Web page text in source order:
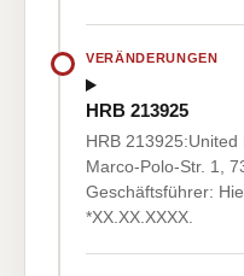
VERÄNDERUNGEN
HRB 213925
HRB 213925:United
Marco-Polo-Str. 1,
Geschäftsführer:
*XX.XX.XXXX.